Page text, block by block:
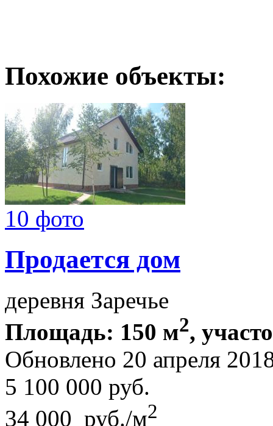
Похожие объекты:
10 фото
Продается дом
деревня Заречье
Площадь: 150 м2,
Обновлено 20 апреля
5 100 000 руб.
34 000 руб./м2